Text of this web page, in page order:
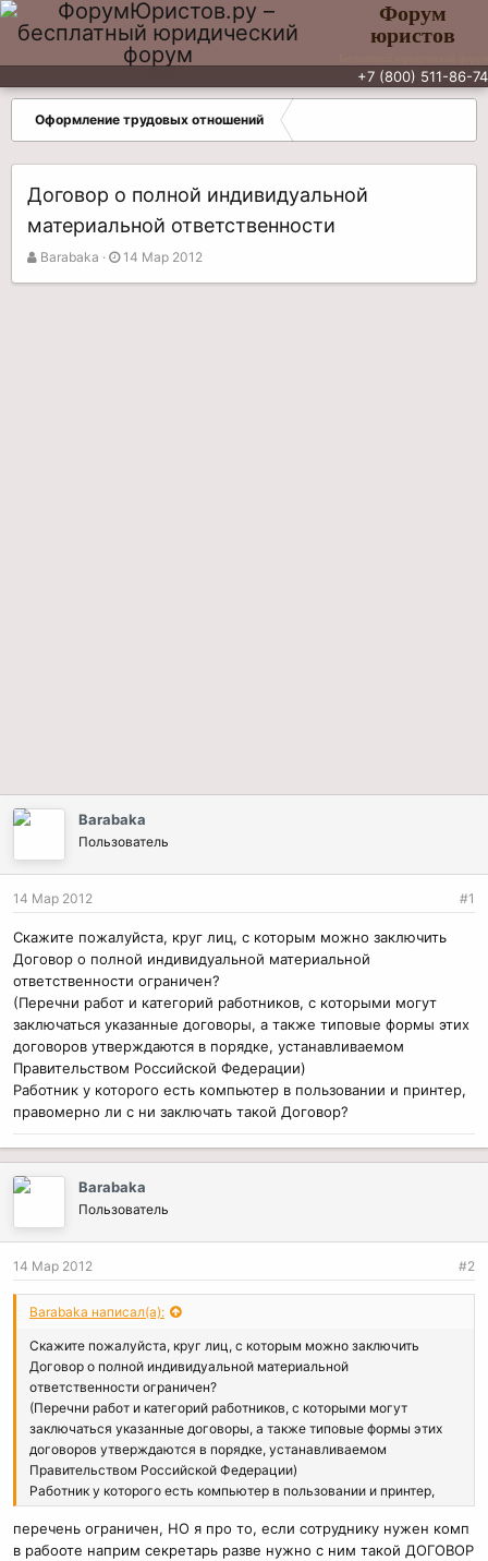
Форум
юристов
+7 (800) 511-86-74
Оформление трудовых отношений
Договор о полной индивидуальной
материальной ответственности
А
Barabaka
Д
14 Мар 2012
Barabaka
Пользователь
14 Мар 2012 #1
Скажите пожалуйста, круг лиц, с которым можно заключить
Договор о полной индивидуальной материальной
ответственности ограничен?
(Перечни работ и категорий работников, с которыми могут
заключаться указанные договоры, а также типовые формы этих
договоров утверждаются в порядке, устанавливаемом
Правительством Российской Федерации)
Работник у которого есть компьютер в пользовании и принтер,
правомерно ли с ни заключать такой Договор?
Barabaka
Пользователь
14 Мар 2012 #2
Barabaka написал(а):
Скажите пожалуйста, круг лиц, с которым можно заключить
Договор о полной индивидуальной материальной
ответственности ограничен?
(Перечни работ и категорий работников, с которыми могут
заключаться указанные договоры, а также типовые формы этих
договоров утверждаются в порядке, устанавливаемом
Правительством Российской Федерации)
Работник у которого есть компьютер в пользовании и принтер,
правомерно ли с ни заключать такой Договор?
перечень ограничен, НО я про то, если сотруднику нужен комп
в рабооте наприм секретарь разве нужно с ним такой ДОГОВОР